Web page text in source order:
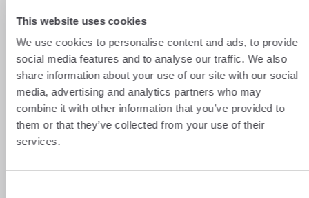
This website uses cookies
We use cookies to personalise content and ads, to provide
social media features and to analyse our traffic. We also
share information about your use of our site with our social
media, advertising and analytics partners who may
combine it with other information that you’ve provided to
them or that they’ve collected from your use of their
services.
Scoprite la nostra piattaforma
Per saperne di più su b-sharpe